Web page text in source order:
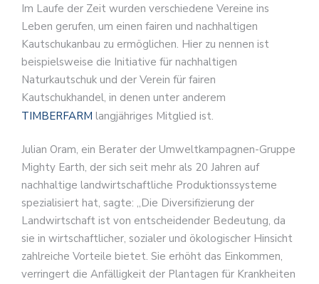
Im Laufe der Zeit wurden verschiedene Vereine ins
Leben gerufen, um einen fairen und nachhaltigen
Kautschukanbau zu ermöglichen. Hier zu nennen ist
beispielsweise die Initiative für nachhaltigen
Naturkautschuk und der Verein für fairen
Kautschukhandel, in denen unter anderem
TIMBERFARM langjähriges Mitglied ist.
Julian Oram, ein Berater der Umweltkampagnen-Gruppe
Mighty Earth, der sich seit mehr als 20 Jahren auf
nachhaltige landwirtschaftliche Produktionssysteme
spezialisiert hat, sagte: „Die Diversifizierung der
Landwirtschaft ist von entscheidender Bedeutung, da
sie in wirtschaftlicher, sozialer und ökologischer Hinsicht
zahlreiche Vorteile bietet. Sie erhöht das Einkommen,
verringert die Anfälligkeit der Plantagen für Krankheiten